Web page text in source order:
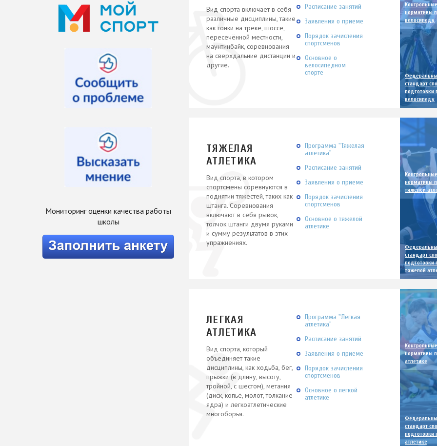
Вид спорта включает в себя
различные дисциплины, такие
как гонки на треке, шоссе,
пересечённой местности,
маунтинбайк, соревнования
на сверхдальние дистанции и
другие.
Расписание занятий
Заявления о приеме
Порядок зачисления
спортсменов
Основное о
велосипедном
спорте
Контрольные
нормативы
велосипеду
стандарт
подготовки
велосипеду
ТЯЖЕЛАЯ
АТЛЕТИКА
Вид спорта, в котором
спортсмены соревнуются в
поднятии тяжестей, таких как
штанга. Соревнования
включают в себя рывок,
толчок штанги двумя руками
и сумму результатов в этих
упражнениях.
Программа "Тяжелая
атлетика"
Расписание занятий
Заявления о приеме
Порядок зачисления
спортсменов
Основное о тяжелой
атлетике
Контрольные
нормативы
тяжелой
стандарт
подготовки
тяжелой
ЛЕГКАЯ
АТЛЕТИКА
Вид спорта, который
объединяет такие
дисциплины, как ходьба, бег,
прыжки (в длину, высоту,
тройной, с шестом), метания
(диск, копьё, молот, толкание
ядра) и легкоатлетические
многоборья.
Программа "Легкая
атлетика"
Расписание занятий
Заявления о приеме
Порядок зачисления
спортсменов
Основное о легкой
атлетике
Контрольные
нормативы
атлетике
стандарт
подготовки
атлетике
Мониторинг оценки качества работы
школы